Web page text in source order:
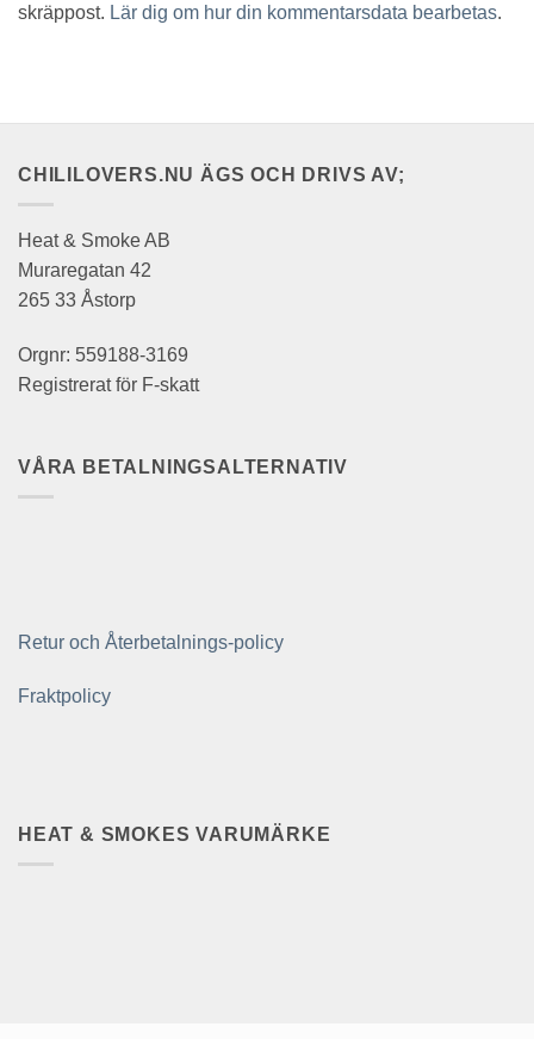
skräppost. Lär dig om hur din kommentarsdata bearbetas.
CHILILOVERS.NU ÄGS OCH DRIVS AV;
Heat & Smoke AB
Muraregatan 42
265 33 Åstorp
Orgnr: 559188-3169
Registrerat för F-skatt
VÅRA BETALNINGSALTERNATIV
Retur och Återbetalnings-policy
Fraktpolicy
HEAT & SMOKES VARUMÄRKE